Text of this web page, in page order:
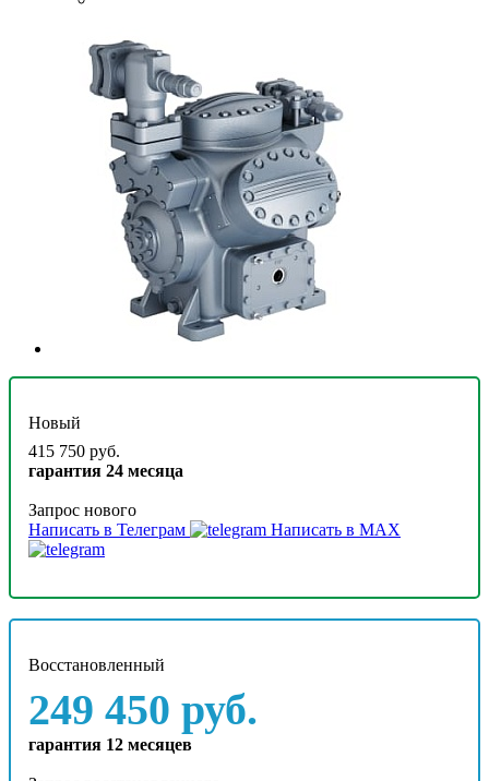
Новый
415 750 руб.
гарантия 24 месяца
Запрос нового
Написать в Телеграм
Написать в MAX
Восстановленный
249 450 руб.
гарантия 12 месяцев